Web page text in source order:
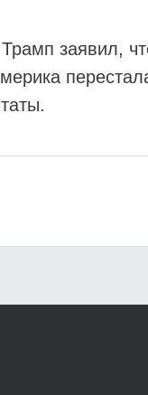
заявил,